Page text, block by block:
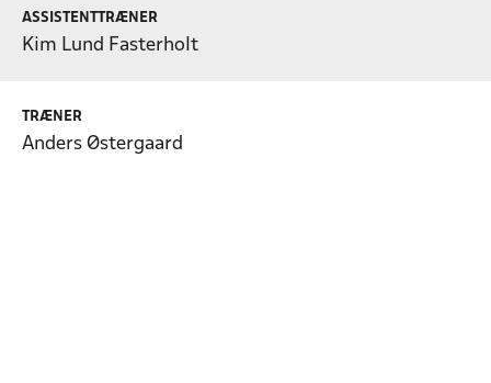
ASSISTENTTRÆNER
Kim Lund Fasterholt
TRÆNER
Anders Østergaard